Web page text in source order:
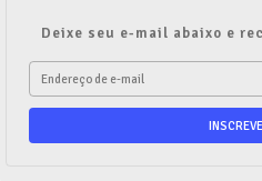
Deixe seu e-mail abaixo e